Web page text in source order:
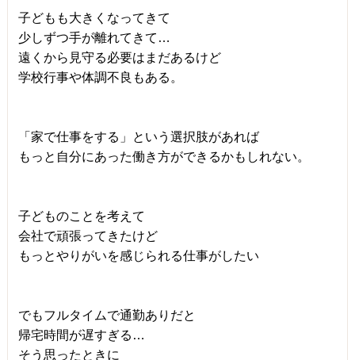
子どもも大きくなってきて
少しずつ手が離れてきて…
遠くから見守る必要はまだあるけど
学校行事や体調不良もある。
「家で仕事をする」という選択肢があれば
もっと自分にあった働き方ができるかもしれない。
子どものことを考えて
会社で頑張ってきたけど
もっとやりがいを感じられる仕事がしたい
でもフルタイムで通勤ありだと
帰宅時間が遅すぎる…
そう思ったときに